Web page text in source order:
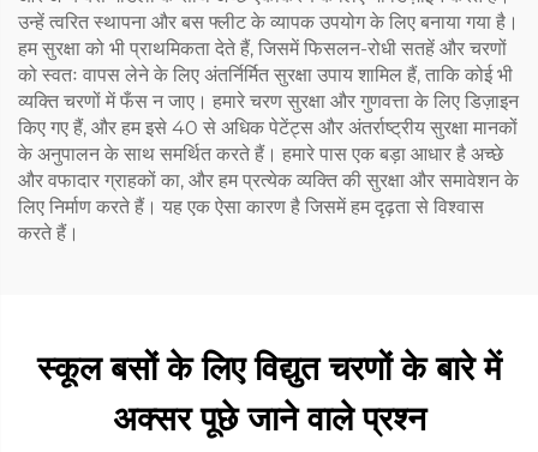
उन्हें त्वरित स्थापना और बस फ्लीट के व्यापक उपयोग के लिए बनाया गया है।
हम सुरक्षा को भी प्राथमिकता देते हैं, जिसमें फिसलन-रोधी सतहें और चरणों
को स्वतः वापस लेने के लिए अंतर्निर्मित सुरक्षा उपाय शामिल हैं, ताकि कोई भी
व्यक्ति चरणों में फँस न जाए। हमारे चरण सुरक्षा और गुणवत्ता के लिए डिज़ाइन
किए गए हैं, और हम इसे 40 से अधिक पेटेंट्स और अंतर्राष्ट्रीय सुरक्षा मानकों
के अनुपालन के साथ समर्थित करते हैं। हमारे पास एक बड़ा आधार है अच्छे
और वफादार ग्राहकों का, और हम प्रत्येक व्यक्ति की सुरक्षा और समावेशन के
लिए निर्माण करते हैं। यह एक ऐसा कारण है जिसमें हम दृढ़ता से विश्वास
करते हैं।
स्कूल बसों के लिए विद्युत चरणों के बारे में
अक्सर पूछे जाने वाले प्रश्न